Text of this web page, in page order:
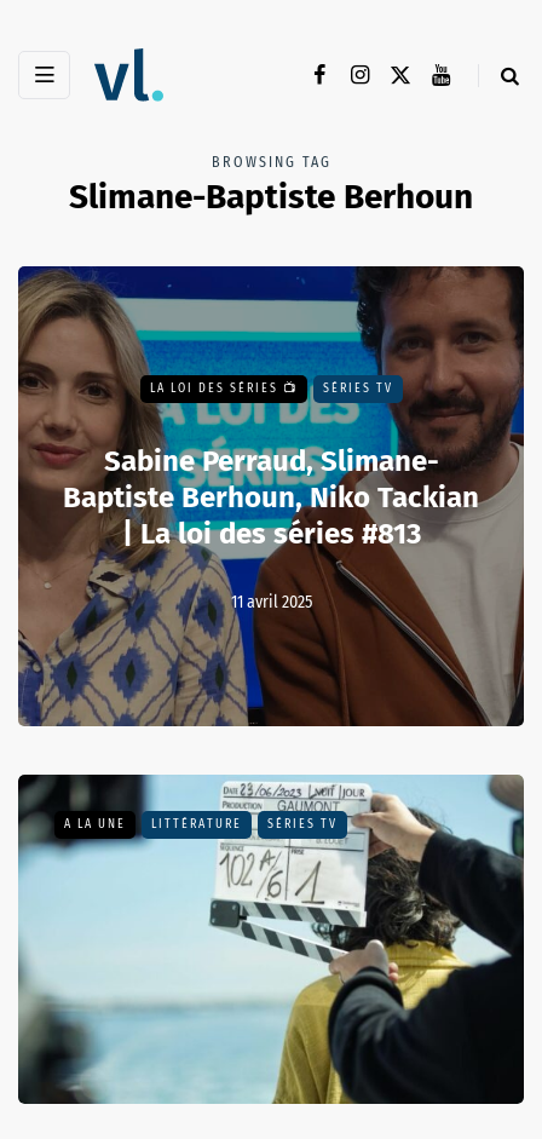
BROWSING TAG
Slimane-Baptiste Berhoun
LA LOI DES SÉRIES 📺 SÉRIES TV
Sabine Perraud, Slimane-
Baptiste Berhoun, Niko Tackian
| La loi des séries #813
11 avril 2025
A LA UNE LITTÉRATURE SÉRIES TV